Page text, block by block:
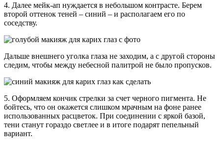
4. Далее мейк-ап нуждается в небольшом контрасте. Берем
второй оттенок теней – синий – и располагаем его по
соседству.
Дальше внешнего уголка глаза не заходим, а с другой стороны
следим, чтобы между небесной палитрой не было пропусков.
5. Оформляем кончик стрелки за счет черного пигмента. Не
бойтесь, что он окажется слишком мрачным на фоне ранее
использованных расцветок. При соединении с яркой базой,
тени станут гораздо светлее и в итоге подарят пепельный
вариант.